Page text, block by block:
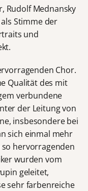
Rudolf Mednansky
Stimme der
und
Chor.
Qualität des mit
verbundene
der Leitung von
insbesondere bei
sich einmal mehr
hervorragenden
wurden vom
geleitet,
sehr farbenreiche